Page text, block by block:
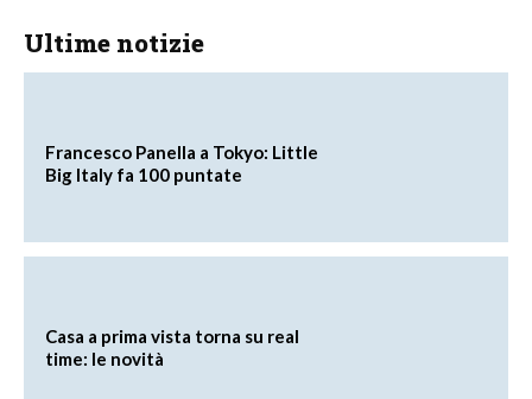
Ultime notizie
Francesco Panella a Tokyo: Little
Big Italy fa 100 puntate
Casa a prima vista torna su real
time: le novità